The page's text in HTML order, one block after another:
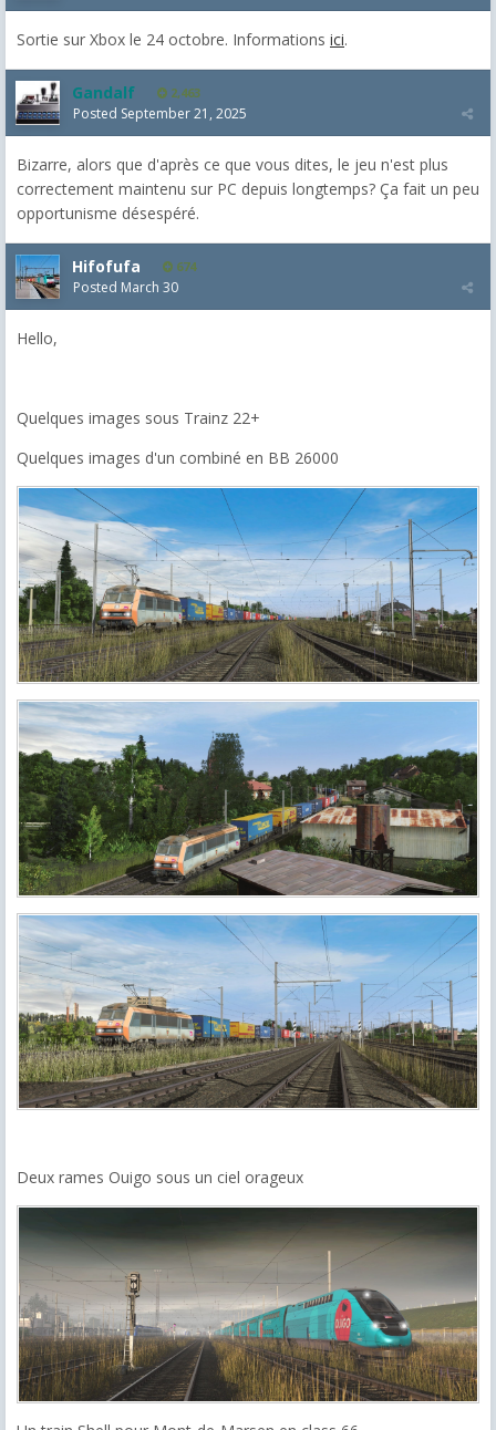
Sortie sur Xbox le 24 octobre. Informations ici.
Gandalf 2,463
Posted September 21, 2025
Bizarre, alors que d'après ce que vous dites, le jeu n'est plus
correctement maintenu sur PC depuis longtemps? Ça fait un peu
opportunisme désespéré.
Hifofufa 674
Posted March 30
Hello,
Quelques images sous Trainz 22+
Quelques images d'un combiné en BB 26000
Deux rames Ouigo sous un ciel orageux